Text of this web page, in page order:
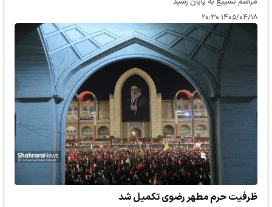
۱۴۰۵/۰۴/۱۸ ۲۰:۳۰
ظرفیت حرم مطهر رضوی تکمیل شد